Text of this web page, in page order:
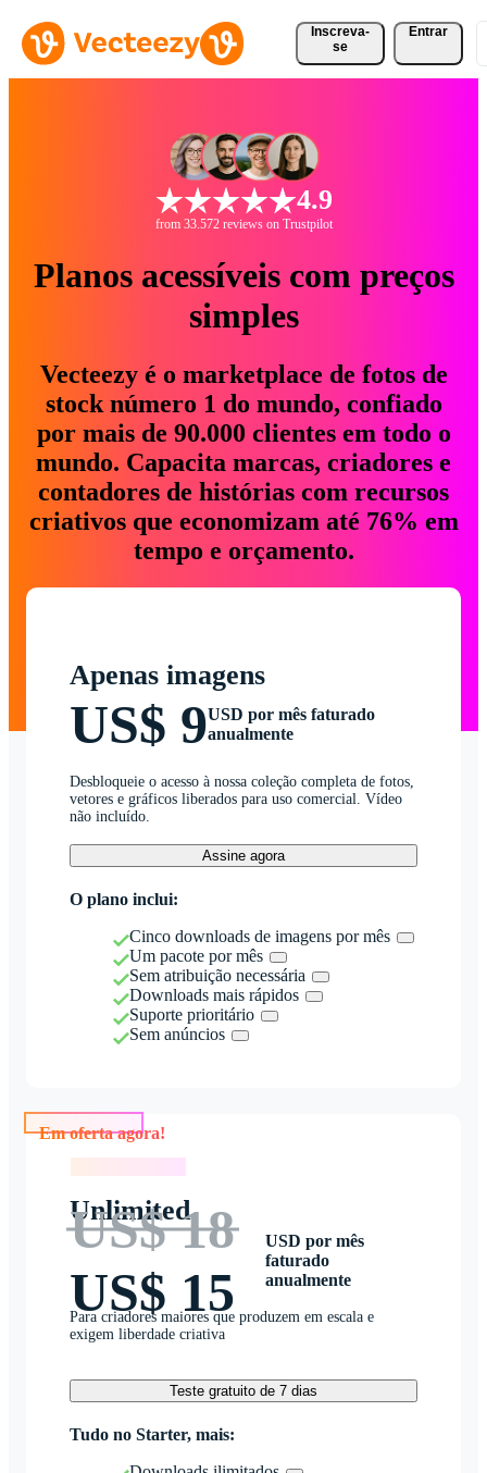
Inscreva-
se
Entrar
4.9
from 33.572 reviews on Trustpilot
Planos acessíveis com preços
simples
Vecteezy é o marketplace de fotos de
stock número 1 do mundo, confiado
por mais de 90.000 clientes em todo o
mundo. Capacita marcas, criadores e
contadores de histórias com recursos
criativos que economizam até 76% em
tempo e orçamento.
Apenas imagens
US$ 9USD por mês faturado
anualmente
Desbloqueie o acesso à nossa coleção completa de fotos,
vetores e gráficos liberados para uso comercial. Vídeo
não incluído.
Assine agora
O plano inclui:
Cinco downloads de imagens por mês
Um pacote por mês
Sem atribuição necessária
Downloads mais rápidos
Suporte prioritário
Sem anúncios
Unlimited
US$ 18
US$ 15
USD por mês
faturado
anualmente
Para criadores maiores que produzem em escala e
exigem liberdade criativa
Teste gratuito de 7 dias
Tudo no Starter, mais: